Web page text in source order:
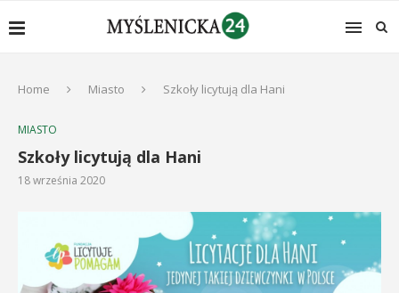
Home Miasto Szkoły licytują dla Hani
MIASTO
Szkoły licytują dla Hani
18 września 2020